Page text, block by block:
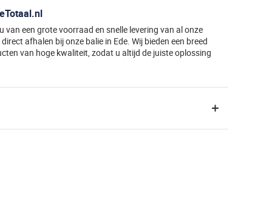
een grote voorraad en snelle levering van al onze
afhalen bij onze balie in Ede. Wij bieden een breed
van hoge kwaliteit, zodat u altijd de juiste oplossing